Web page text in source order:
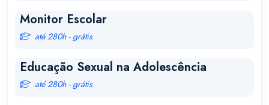
Monitor Escolar
até 280h - grátis
Educação Sexual na Adolescência
até 280h - grátis